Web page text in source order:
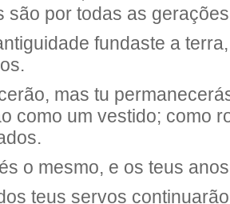
são por todas as
fundaste a
mas tu
como um vestido; como
o mesmo, e os teus
teus servos